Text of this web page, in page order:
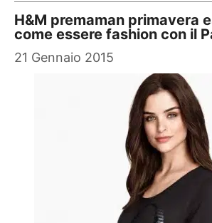
H&M premaman primavera
come essere fashion con il
21 Gennaio 2015